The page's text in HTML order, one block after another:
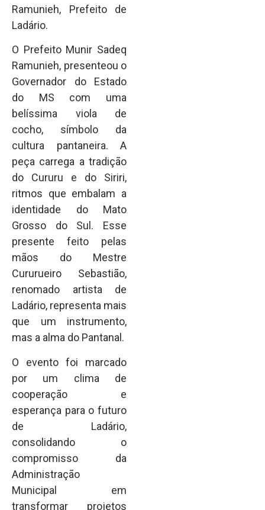
Ramunieh, Prefeito de
Ladário.
O Prefeito Munir Sadeq
Ramunieh, presenteou o
Governador do Estado
do MS com uma
belíssima viola de
cocho, símbolo da
cultura pantaneira. A
peça carrega a tradição
do Cururu e do Siriri,
ritmos que embalam a
identidade do Mato
Grosso do Sul. Esse
presente feito pelas
mãos do Mestre
Cururueiro Sebastião,
renomado artista de
Ladário, representa mais
que um instrumento,
mas a alma do Pantanal.
O evento foi marcado
por um clima de
cooperação e
esperança para o futuro
de Ladário,
consolidando o
compromisso da
Administração
Municipal em
transformar projetos